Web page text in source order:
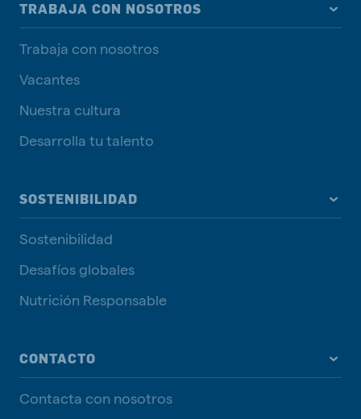
TRABAJA CON NOSOTROS
Trabaja con nosotros
Vacantes
Nuestra cultura
Desarrolla tu talento
SOSTENIBILIDAD
Sostenibilidad
Desafíos globales
Nutrición Responsable
CONTACTO
Contacta con nosotros